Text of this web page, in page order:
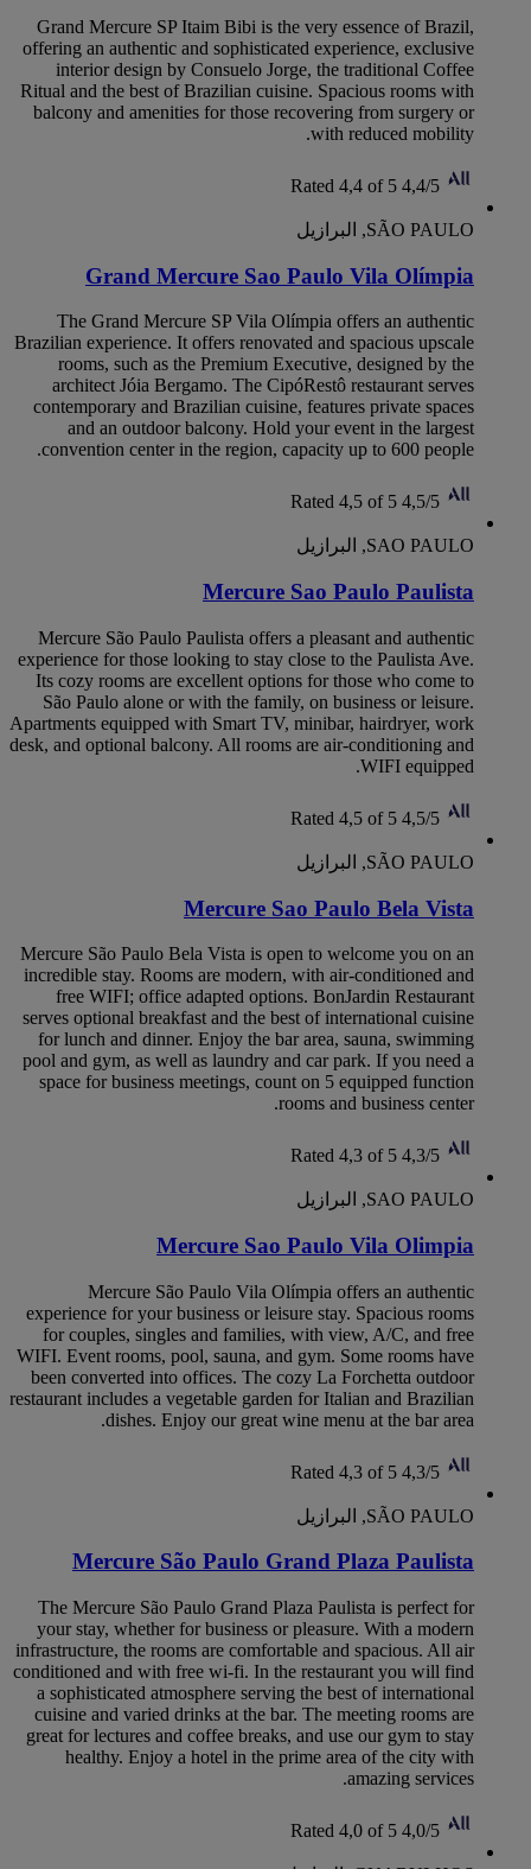
Grand Mercure SP Itaim Bibi is the very essence of Brazil,
offering an authentic and sophisticated experience, exclusive
interior design by Consuelo Jorge, the traditional Coffee
Ritual and the best of Brazilian cuisine. Spacious rooms with
balcony and amenities for those recovering from surgery or
with reduced mobility.
4,4/5
Rated 4,4 of 5
SÃO PAULO, البرازيل
Grand Mercure Sao Paulo Vila Olímpia
The Grand Mercure SP Vila Olímpia offers an authentic
Brazilian experience. It offers renovated and spacious upscale
rooms, such as the Premium Executive, designed by the
architect Jóia Bergamo. The CipóRestô restaurant serves
contemporary and Brazilian cuisine, features private spaces
and an outdoor balcony. Hold your event in the largest
convention center in the region, capacity up to 600 people.
4,5/5
Rated 4,5 of 5
SAO PAULO, البرازيل
Mercure Sao Paulo Paulista
Mercure São Paulo Paulista offers a pleasant and authentic
experience for those looking to stay close to the Paulista Ave.
Its cozy rooms are excellent options for those who come to
São Paulo alone or with the family, on business or leisure.
Apartments equipped with Smart TV, minibar, hairdryer, work
desk, and optional balcony. All rooms are air-conditioning and
WIFI equipped.
4,5/5
Rated 4,5 of 5
SÃO PAULO, البرازيل
Mercure Sao Paulo Bela Vista
Mercure São Paulo Bela Vista is open to welcome you on an
incredible stay. Rooms are modern, with air-conditioned and
free WIFI; office adapted options. BonJardin Restaurant
serves optional breakfast and the best of international cuisine
for lunch and dinner. Enjoy the bar area, sauna, swimming
pool and gym, as well as laundry and car park. If you need a
space for business meetings, count on 5 equipped function
rooms and business center.
4,3/5
Rated 4,3 of 5
SAO PAULO, البرازيل
Mercure Sao Paulo Vila Olimpia
Mercure São Paulo Vila Olímpia offers an authentic
experience for your business or leisure stay. Spacious rooms
for couples, singles and families, with view, A/C, and free
WIFI. Event rooms, pool, sauna, and gym. Some rooms have
been converted into offices. The cozy La Forchetta outdoor
restaurant includes a vegetable garden for Italian and Brazilian
dishes. Enjoy our great wine menu at the bar area.
4,3/5
Rated 4,3 of 5
SÃO PAULO, البرازيل
Mercure São Paulo Grand Plaza Paulista
The Mercure São Paulo Grand Plaza Paulista is perfect for
your stay, whether for business or pleasure. With a modern
infrastructure, the rooms are comfortable and spacious. All air
conditioned and with free wi-fi. In the restaurant you will find
a sophisticated atmosphere serving the best of international
cuisine and varied drinks at the bar. The meeting rooms are
great for lectures and coffee breaks, and use our gym to stay
healthy. Enjoy a hotel in the prime area of ​​the city with
amazing services.
4,0/5
Rated 4,0 of 5